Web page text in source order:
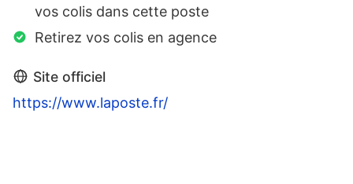
vos colis dans cette poste
Retirez vos colis en agence
Site officiel
https://www.laposte.fr/